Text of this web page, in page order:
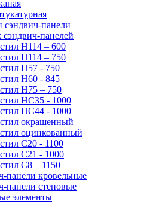
сэндвич-панели
панелей
Н114 – 600
Н114 – 750
Н57 - 750
Н60 - 845
Н75 – 750
НС35 - 1000
НС44 - 1000
окрашенный
оцинкованный
С20 - 1100
С21 - 1000
С8 – 1150
панели кровельные
панели стеновые
элементы